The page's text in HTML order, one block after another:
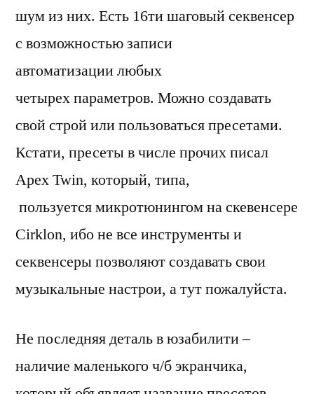
шум из них. Есть 16ти шаговый секвенсер
с возможностью записи
автоматизации любых
четырех параметров. Можно создавать
свой строй или пользоваться пресетами.
Кстати, пресеты в числе прочих писал
Apex Twin, который, типа,
пользуется микротюнингом на скевенсере
Cirklon, ибо не все инструменты и
секвенсеры позволяют создавать свои
музыкальные настрои, а тут пожалуйста.
Не последняя деталь в юзабилити –
наличие маленького ч/б экранчика,